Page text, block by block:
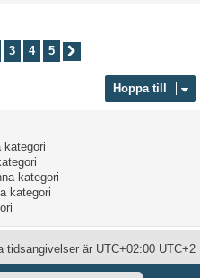
3 4 5
Hoppa till
kategori
kategori
kategori
tidsangivelser är UTC+02:00 UTC+2